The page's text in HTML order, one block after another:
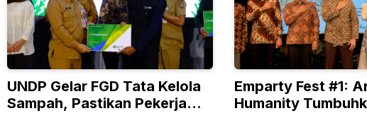
UNDP Gelar FGD Tata Kelola
Sampah, Pastikan Pekerja
Emparty Fest #1:
Humanity